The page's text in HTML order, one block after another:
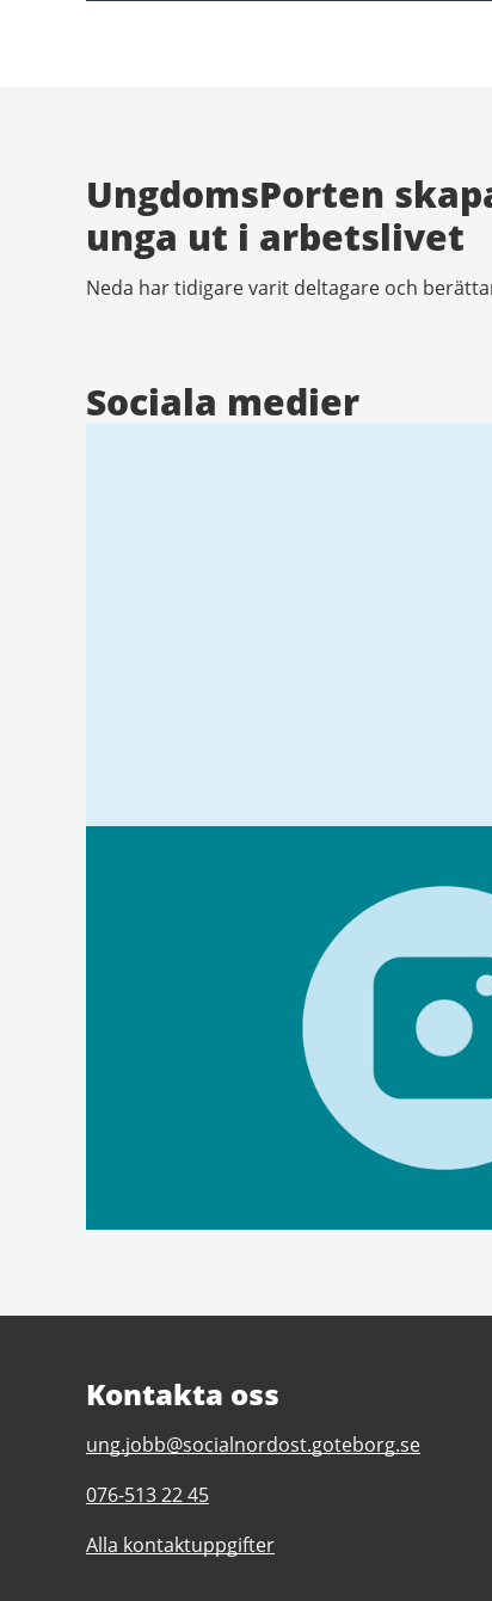
UngdomsPorten
unga ut i arbetslivet
Neda har tidigare varit deltagare och
Sociala medier
Kontakta oss
E-
till
UngdomsPorten
ung.jobb@socialnordost.goteborg.se
Telefonnummer
UngdomsPorten
076-513 22 45
Alla kontaktuppgifter